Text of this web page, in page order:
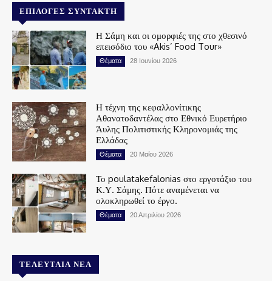
ΕΠΙΛΟΓΈΣ ΣΥΝΤΆΚΤΗ
Η Σάμη και οι ομορφιές της στο χθεσινό
επεισόδιο του «Akis’ Food Tour»
Θέματα 28 Ιουνίου 2026
Η τέχνη της κεφαλλονίτικης
Αθανατοδαντέλας στο Εθνικό Ευρετήριο
Άυλης Πολιτιστικής Κληρονομιάς της
Ελλάδας
Θέματα 20 Μαΐου 2026
Το poulatakefalonias στο εργοτάξιο του
Κ.Υ. Σάμης. Πότε αναμένεται να
ολοκληρωθεί το έργο.
Θέματα 20 Απριλίου 2026
ΤΕΛΕΥΤΑΊΑ ΝΈΑ